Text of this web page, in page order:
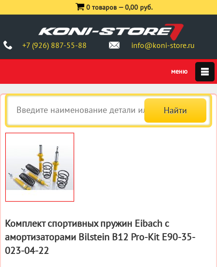
+7 (926) 887-55-88 info@koni-store.ru
0 товаров —0,00 руб.
Комплект спортивных пружин Eibach с
амортизаторами Bilstein B12 Pro-Kit E90-35-
023-04-22